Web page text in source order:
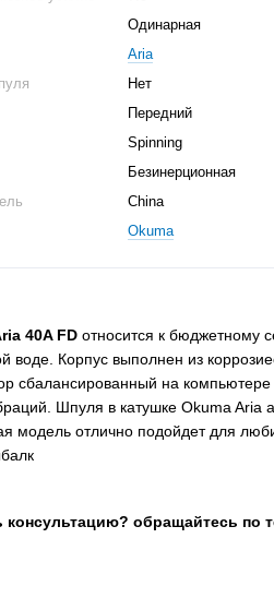
Одинарная
Aria
Нет
Передний
Spinning
Безинерционная
China
Okuma
40A FD относится к бюджетному
воде. Корпус выполнен из
сбалансированный на компьютере
Шпуля в катушке Okuma
модель отлично подойдет для
консультацию? обращайтесь по